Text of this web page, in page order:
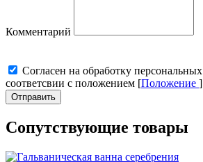
Комментарий
Cогласен на обработку
соответсвии с положением [Положение ]
Отправить
Сопутствующие товары